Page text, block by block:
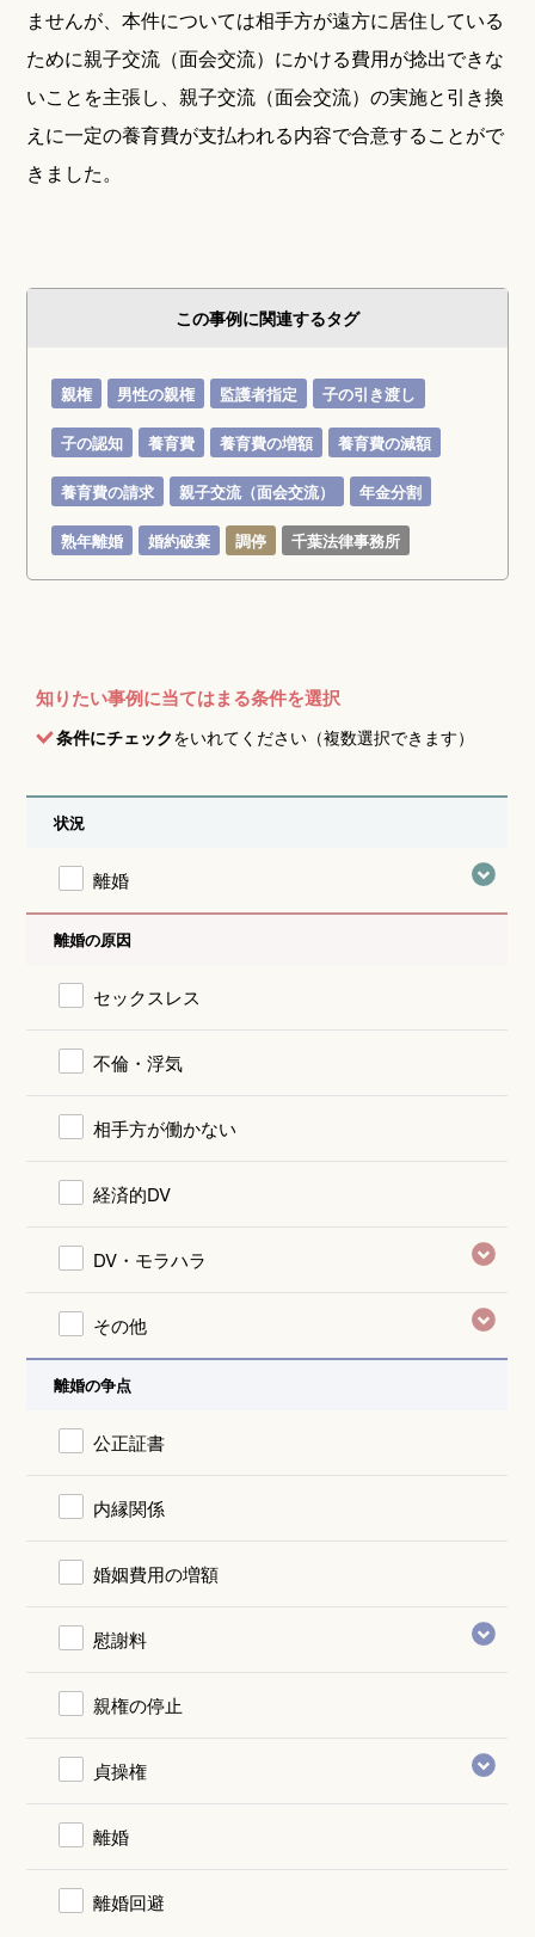
ませんが、本件については相手方が遠方に居住している
ために親子交流（面会交流）にかける費用が捻出できな
いことを主張し、親子交流（面会交流）の実施と引き換
えに一定の養育費が支払われる内容で合意することがで
きました。
この事例に関連するタグ
親権 男性の親権 監護者指定 子の引き渡し
子の認知 養育費 養育費の増額 養育費の減額
養育費の請求 親子交流（面会交流） 年金分割
熟年離婚 婚約破棄 調停 千葉法律事務所
知りたい事例に当てはまる条件を選択
条件にチェックをいれてください（複数選択できます）
状況
離婚
離婚の原因
セックスレス
不倫・浮気
相手方が働かない
経済的DV
DV・モラハラ
その他
離婚の争点
公正証書
内縁関係
婚姻費用の増額
慰謝料
親権の停止
貞操権
離婚
離婚回避